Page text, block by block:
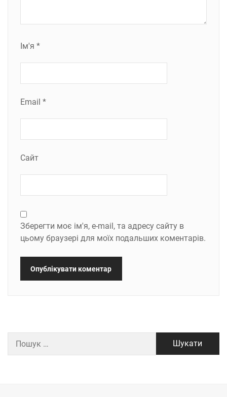
Ім'я *
Email *
Сайт
Зберегти моє ім'я, e-mail, та адресу сайту в
цьому браузері для моїх подальших коментарів.